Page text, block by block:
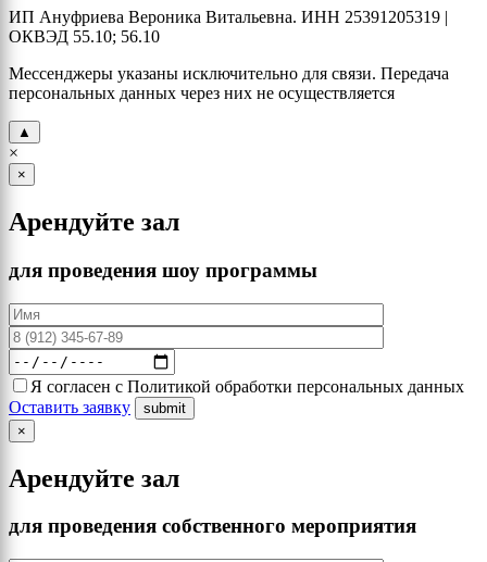
ИП Ануфриева Вероника Витальевна. ИНН 25391205319 |
ОКВЭД 55.10; 56.10
Мессенджеры указаны исключительно для связи. Передача
персональных данных через них не осуществляется
▲
×
×
Арендуйте зал
для проведения шоу программы
Я согласен с Политикой обработки персональных данных
Оставить заявку
×
Арендуйте зал
для проведения собственного мероприятия